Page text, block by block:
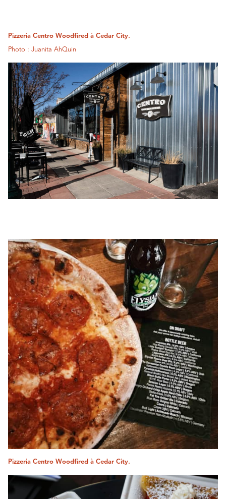
Pizzeria Centro Woodfired à Cedar City.
Photo : Juanita AhQuin
Pizzeria Centro Woodfired à Cedar City.